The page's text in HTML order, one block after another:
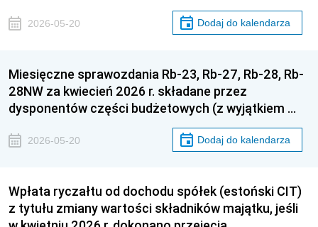
2026-05-20 Dodaj do kalendarza
Miesięczne sprawozdania Rb-23, Rb-27, Rb-28, Rb-
28NW za kwiecień 2026 r. składane przez
dysponentów części budżetowych (z wyjątkiem …
2026-05-20 Dodaj do kalendarza
Wpłata ryczałtu od dochodu spółek (estoński CIT)
z tytułu zmiany wartości składników majątku, jeśli